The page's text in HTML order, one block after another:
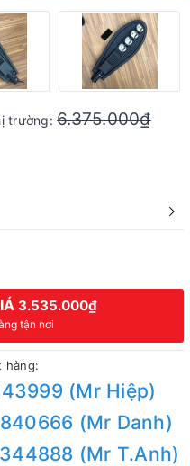
trường:6.375.000₫
3.535.000₫
tận nơi
hàng:
(Mr Hiệp)
(Mr Danh)
(Mr T.Anh)